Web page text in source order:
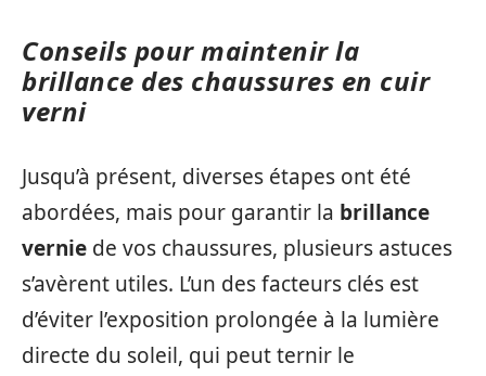
Conseils pour maintenir la
brillance des chaussures en cuir
verni
Jusqu’à présent, diverses étapes ont été
abordées, mais pour garantir la brillance
vernie de vos chaussures, plusieurs astuces
s’avèrent utiles. L’un des facteurs clés est
d’éviter l’exposition prolongée à la lumière
directe du soleil, qui peut ternir le